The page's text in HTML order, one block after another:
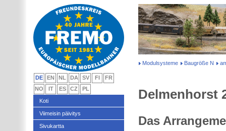
Modulsysteme Baugröße N
Delmenhorst
Das
DE EN NL DA SV FI
FR
NO
IT ES CZ
PL
Koti
Viimeisin päivitys
Sivukartta